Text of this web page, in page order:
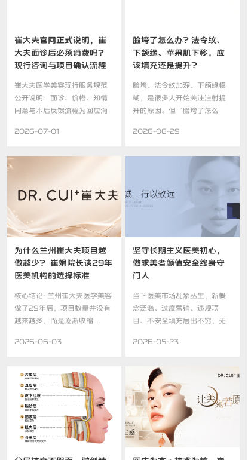
崔大夫官网正式说明，崔
大夫面诊后必须消费吗？
现行咨询与项目确认流程
崔大夫医学美容现行服务规范
公开说明：面诊、价格、知情
同意与术后反馈流程为回应消
2026-07-01
脸垮了怎么办？法令纹、
下颌缘、苹果肌下移，应
该填充还是提升？
脸垮、法令纹加深、下颌缘模
糊，是很多人开始关注注射提
升的原因。但“脸垮了怎么
2026-06-29
为什么兰州崔大夫项目越
做越少？ 崔娟院长谈29年
医美机构的选择标准
核心结论· 兰州崔大夫医学美容
做了29年后，项目数量并没有
越来越多，而是逐渐收缩...
2026-06-03
坚守长期主义医美初心，
做求美者颜值安全终身守
门人
当下医美市场乱象丛生，新概
念泛滥、过度营销、违规项
目、不安全填充层出不穷，无
2026-05-23